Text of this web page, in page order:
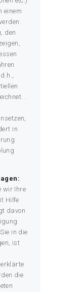
einem
den
.
in
wir Ihre
Hilfe
davon
in die
ist
die